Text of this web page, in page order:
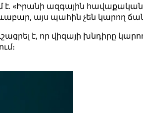
է. «Իրանի ազգային
այս պահին չեն կարող
է, որ վիզայի խնդիրը